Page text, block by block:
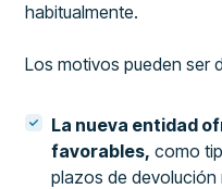
habitualmente.
Los motivos pueden ser
La nueva entidad
favorables, como
plazos de devolución